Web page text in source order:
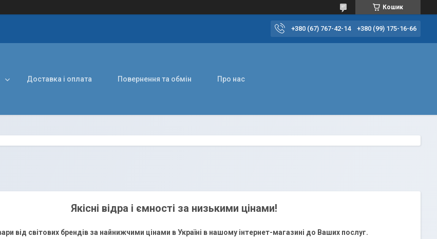
Кошик
+380 (67) 767-42-14 +380 (99) 175-16-66
Доставка і оплата Повернення та обмін Про нас
Якісні відра і ємності за низькими цінами!
від світових брендів за найнижчими цінами в Україні в нашому інтернет-магазині до Ваших послуг.